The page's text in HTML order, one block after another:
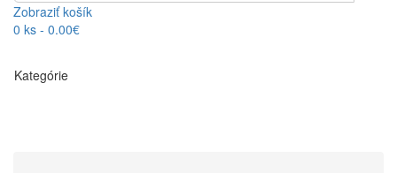
Zobraziť košík
0 ks - 0.00€
Kategórie